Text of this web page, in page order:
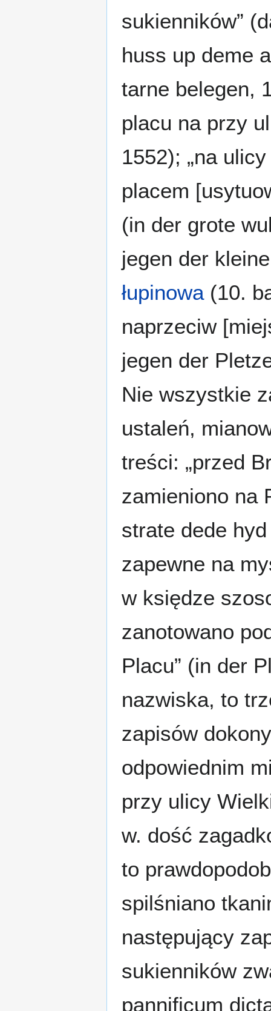
sukienników”
huss up deme
tarne belegen,
placu na przy
1552); „na
placem
(in der grote
jegen der
łupinowa(10.
naprzeciw
jegen der
Nie wszystkie
ustaleń,
treści: „przed
zamieniono na
strate dede
zapewne na
w księdze
zanotowano
Placu” (in der
nazwiska, to
zapisów
odpowiednim
przy ulicy
w. dość
to
spilśniano
następujący
sukienników
pannificum